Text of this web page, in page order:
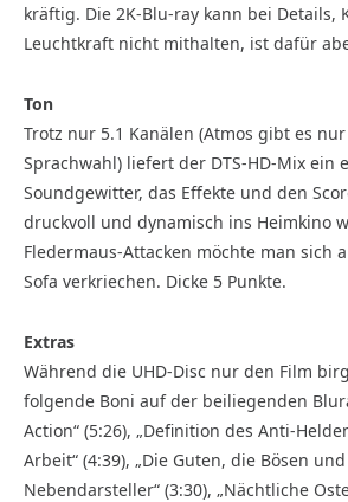
kräftig. Die 2K-Blu-ray kann bei Details,
Leuchtkraft nicht mithalten, ist dafür
Ton
Trotz nur 5.1 Kanälen (Atmos gibt es
Sprachwahl) liefert der DTS-HD-Mix ein
Soundgewitter, das Effekte und den
druckvoll und dynamisch ins Heimkino
Fledermaus-Attacken möchte man sich
Sofa verkriechen. Dicke 5 Punkte.
Extras
Während die UHD-Disc nur den Film
folgende Boni auf der beiliegenden
Action“ (5:26), „Definition des Anti-
Arbeit“ (4:39), „Die Guten, die Bösen
Nebendarsteller“ (3:30), „Nächtliche